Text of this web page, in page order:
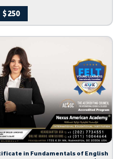
$250
in Fundamentals of English